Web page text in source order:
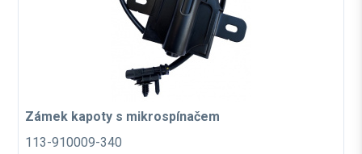
Zámek kapoty s mikrospínačem
113-910009-340